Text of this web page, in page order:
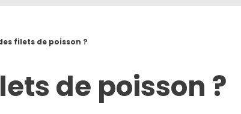
filets de poisson ?
de poisson ?